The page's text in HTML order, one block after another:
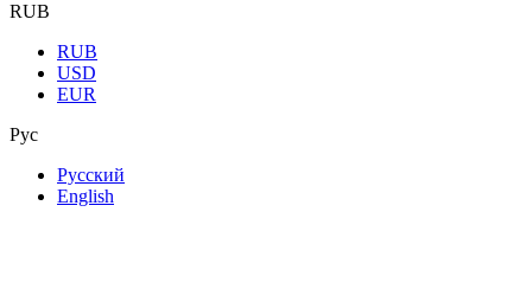
RUB
RUB
USD
EUR
Рус
Русский
English